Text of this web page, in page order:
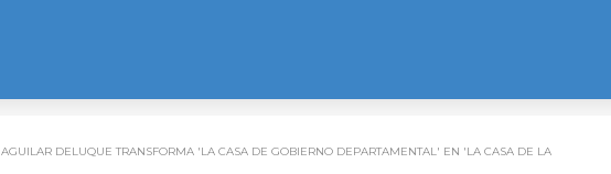
DELUQUE TRANSFORMA 'LA CASA DE GOBIERNO DEPARTAMENTAL' EN 'LA CASA DE LA